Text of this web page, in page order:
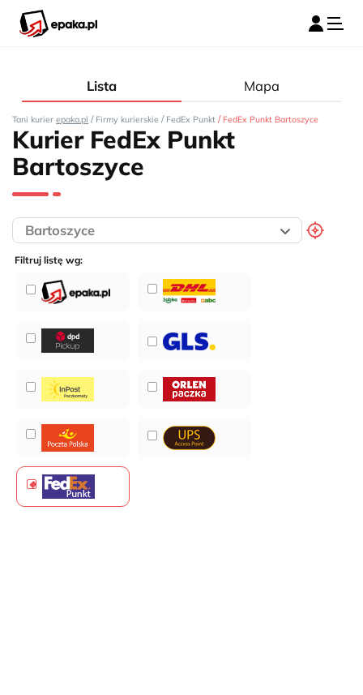
Lista Mapa
Tani kurier epaka.pl / Firmy kurierskie / FedEx Punkt / FedEx Punkt Bartoszyce
Kurier FedEx Punkt
Bartoszyce
Filtruj listę wg: